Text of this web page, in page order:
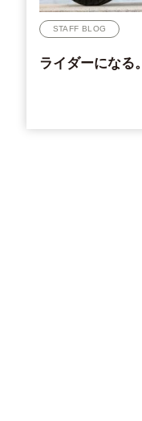
STAFF BLOG
ライダーになる。